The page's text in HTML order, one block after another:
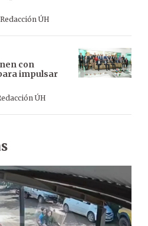
Redacción ÚH
con
impulsar
ÚH